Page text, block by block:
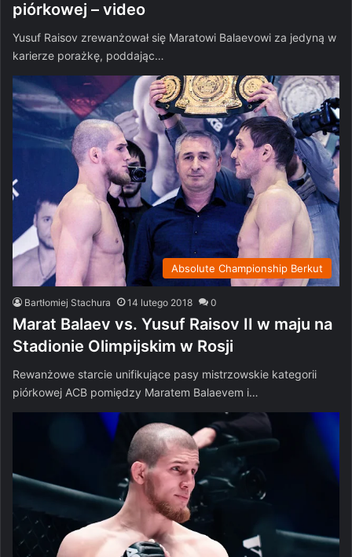
piórkowej – video
Yusuf Raisov zrewanżował się Maratowi Balaevowi za jedyną w
karierze porażkę, poddając…
Absolute Championship Berkut
Bartłomiej Stachura 14 lutego 2018 0
Marat Balaev vs. Yusuf Raisov II w maju na
Stadionie Olimpijskim w Rosji
Rewanżowe starcie unifikujące pasy mistrzowskie kategorii
piórkowej ACB pomiędzy Maratem Balaevem i…